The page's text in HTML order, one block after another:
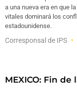
a una nueva era en que
vitales dominará los
estadounidense.
Corresponsal de IPS
MEXICO: Fin